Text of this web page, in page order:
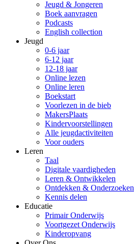
Jeugd & Jongeren
Boek aanvragen
Podcasts
English collection
Jeugd
0-6 jaar
6-12 jaar
12-18 jaar
Online lezen
Online leren
Boekstart
Voorlezen in de bieb
MakersPlaats
Kindervoorstellingen
Alle jeugdactiviteiten
Voor ouders
Leren
Taal
Digitale vaardigheden
Leren & Ontwikkelen
Ontdekken & Onderzoeken
Kennis delen
Educatie
Primair Onderwijs
Voortgezet Onderwijs
Kinderopvang